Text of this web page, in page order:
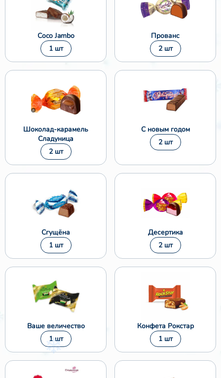
Coco Jambo
1 шт
Прованс
2 шт
Шоколад-карамель
Сладуница
2 шт
С новым годом
2 шт
Сгущёна
1 шт
Десертика
2 шт
Ваше величество
1 шт
Конфета Рокстар
1 шт